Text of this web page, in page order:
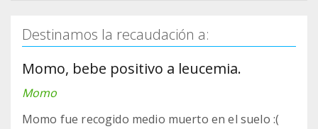
Destinamos la recaudación a:
Momo, bebe positivo a leucemia.
Momo
Momo fue recogido medio muerto en el suelo :(